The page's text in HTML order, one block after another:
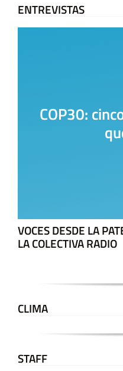
ENTREVISTAS
COP30:
VOCES DESDE LA
LA COLECTIVA RADIO
CLIMA
STAFF